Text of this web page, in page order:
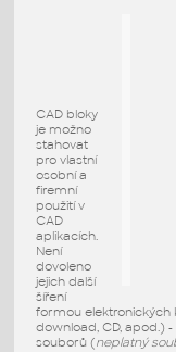
CAD bloky
je možno
stahovat
pro vlastní
osobní a
firemní
použití v
CAD
aplikacích.
Není
dovoleno
jejich další
šíření
formou elektronických
download, CD, apod.) -
souborů (neplatný